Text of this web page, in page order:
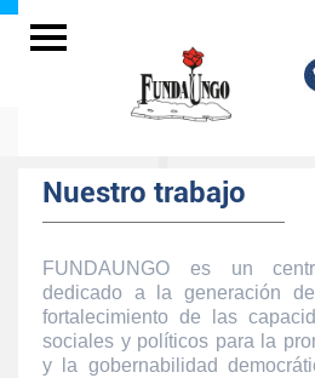
Nuestro trabajo
FUNDAUNGO es un
dedicado a la generación
fortalecimiento de las
sociales y políticos para la
y la gobernabilidad